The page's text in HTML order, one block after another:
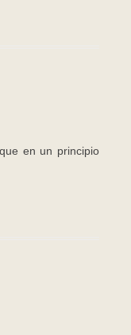
en un principio